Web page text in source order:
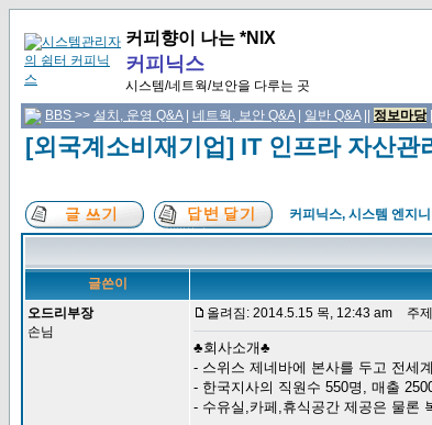
커피향이 나는 *NIX
커피닉스
시스템/네트웍/보안을 다루는 곳
BBS >> 설치, 운영 Q&A| 네트웍, 보안 Q&A| 일반 Q&A|| 정보마당|
[외국계소비재기업] IT 인프라 자산관
커피닉스, 시스템 엔지
글쓴이
오드리부장
손님
올려짐: 2014.5.15 목, 12:43 am 주
♣회사소개♣
- 스위스 제네바에 본사를 두고 전세
- 한국지사의 직원수 550명, 매출
- 수유실,카페,휴식공간 제공은 물론